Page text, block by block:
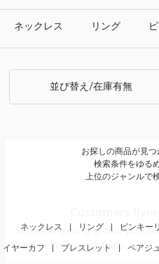
ネックレス リング
並び替え/在庫有無
お探しの商品が見つ
検索条件をゆる
上位のジャンルで
ネックレス リング ピンキー
イヤーカフ ブレスレット ペアジ